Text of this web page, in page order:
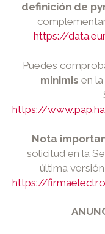
definición de
https://
Puedes
minimis en
https://
Nota
solicitud en la
última
https://